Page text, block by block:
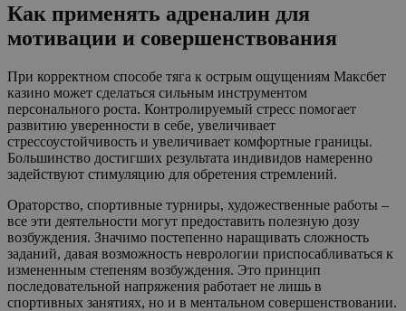
Как применять адреналин для
мотивации и совершенствования
При корректном способе тяга к острым ощущениям Максбет
казино может сделаться сильным инструментом
персонального роста. Контролируемый стресс помогает
развитию уверенности в себе, увеличивает
стрессоустойчивость и увеличивает комфортные границы.
Большинство достигших результата индивидов намеренно
задействуют стимуляцию для обретения стремлений.
Ораторство, спортивные турниры, художественные работы –
все эти деятельности могут предоставить полезную дозу
возбуждения. Значимо постепенно наращивать сложность
заданий, давая возможность неврологии приспосабливаться к
измененным степеням возбуждения. Это принцип
последовательной напряжения работает не лишь в
спортивных занятиях, но и в ментальном совершенствовании.